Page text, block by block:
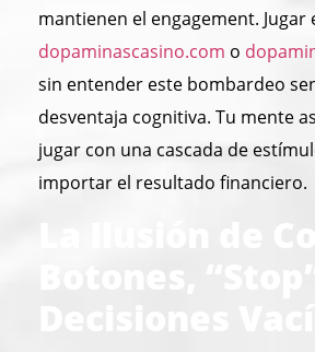
mantienen el engagement. Jugar
dopaminascasino.com o
sin entender este bombardeo
desventaja cognitiva. Tu mente
jugar con una cascada de
importar el resultado financiero.